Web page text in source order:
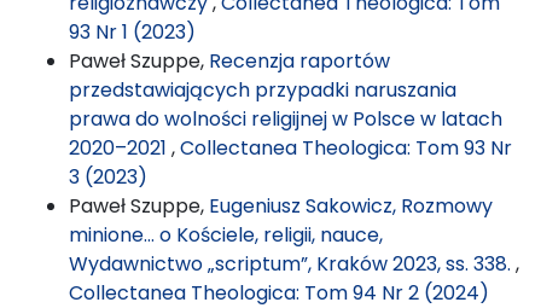
93 Nr 1 (2023)
Paweł Szuppe, Recenzja raportów
przedstawiających przypadki naruszania
prawa do wolności religijnej w Polsce w latach
2020–2021 ,Collectanea Theologica: Tom 93 Nr
3 (2023)
Paweł Szuppe, Eugeniusz Sakowicz, Rozmowy
minione… o Kościele, religii, nauce,
Wydawnictwo „scriptum”, Kraków 2023, ss. 338. ,
Collectanea Theologica: Tom 94 Nr 2 (2024)